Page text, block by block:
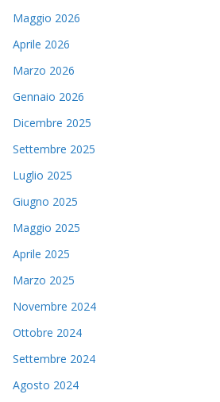
Maggio 2026
Aprile 2026
Marzo 2026
Gennaio 2026
Dicembre 2025
Settembre 2025
Luglio 2025
Giugno 2025
Maggio 2025
Aprile 2025
Marzo 2025
Novembre 2024
Ottobre 2024
Settembre 2024
Agosto 2024